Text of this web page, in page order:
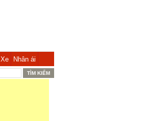
Xe Nhân ái